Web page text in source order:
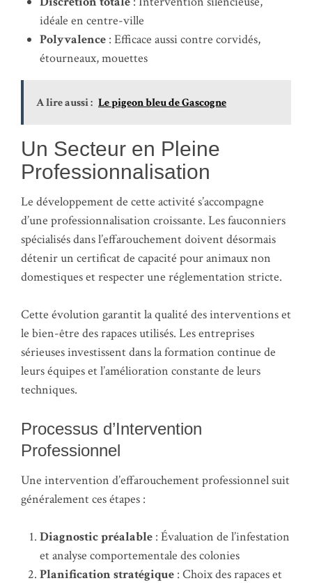
idéale en centre-ville
Polyvalence : Efficace aussi contre corvidés,
étourneaux, mouettes
A lire aussi : Le pigeon bleu de Gascogne
Un Secteur en Pleine
Professionnalisation
Le développement de cette activité s’accompagne
d’une professionnalisation croissante. Les fauconniers
spécialisés dans l’effarouchement doivent désormais
détenir un certificat de capacité pour animaux non
domestiques et respecter une réglementation stricte.
Cette évolution garantit la qualité des interventions et
le bien-être des rapaces utilisés. Les entreprises
sérieuses investissent dans la formation continue de
leurs équipes et l’amélioration constante de leurs
techniques.
Processus d’Intervention
Professionnel
Une intervention d’effarouchement professionnel suit
généralement ces étapes :
Diagnostic préalable : Évaluation de l’infestation
et analyse comportementale des colonies
Planification stratégique : Choix des rapaces et